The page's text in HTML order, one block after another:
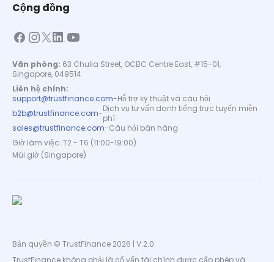
Cộng đồng
Văn phòng: 63 Chulia Street, OCBC Centre East, #15-01,
Singapore, 049514
Liên hệ chính:
support@trustfinance.com-Hỗ trợ kỹ thuật và câu hỏi
b2b@trustfinance.com-Dịch vụ tư vấn danh tiếng trực tuyến miễn
phí
sales@trustfinance.com-Câu hỏi bán hàng
Giờ làm việc: T2 - T6 (11:00-19:00)
Múi giờ (Singapore)
Bản quyền © TrustFinance 2026 | V.2.0
TrustFinance không phải là cố vấn tài chính được cấp phép và